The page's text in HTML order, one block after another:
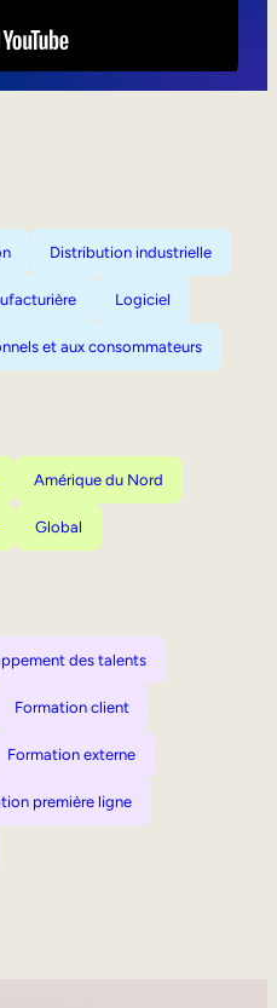
Distribution industrielle
Logiciel
et aux consommateurs
Amérique du Nord
Global
des talents
Formation client
Formation externe
première ligne